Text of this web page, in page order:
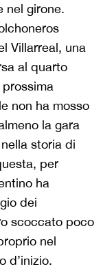
nel girone.
Villarreal, una
al quarto
non ha mosso
la gara
storia di
per
ha
dei
scoccato poco
nel
d’inizio.